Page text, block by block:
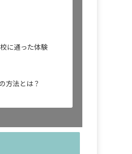
に通った体験
方法とは？